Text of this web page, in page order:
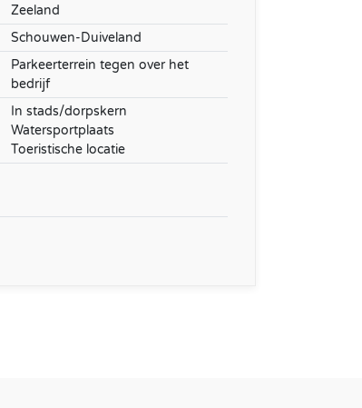
Zeeland
Schouwen-Duiveland
Parkeerterrein tegen over het
bedrijf
In stads/dorpskern
Watersportplaats
Toeristische locatie